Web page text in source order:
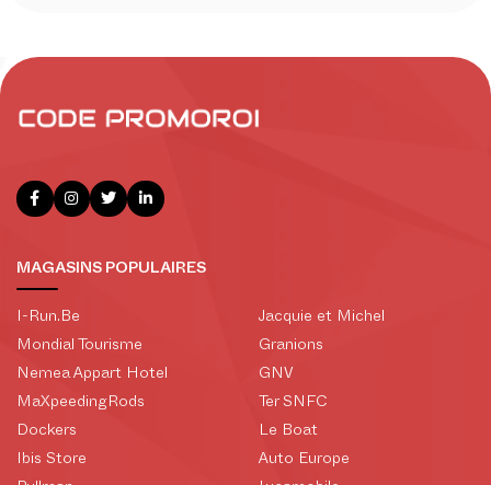
MAGASINS POPULAIRES
I-Run.Be
Mondial Tourisme
Nemea Appart Hotel
MaXpeedingRods
Dockers
Ibis Store
Jacquie et Michel
Granions
GNV
Ter SNFC
Le Boat
Auto Europe